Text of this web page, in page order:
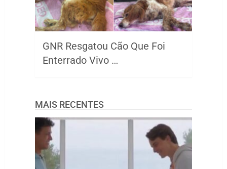
GNR Resgatou Cão Que Foi
Enterrado Vivo …
MAIS RECENTES